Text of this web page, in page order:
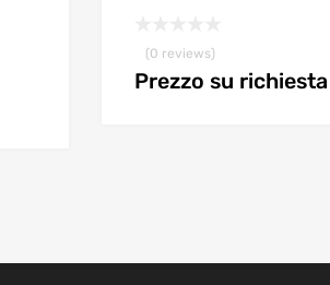
(0 reviews)
Prezzo su richiesta